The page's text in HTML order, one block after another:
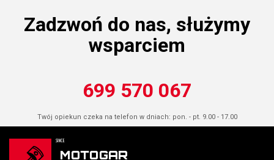
Zadzwoń do nas, służymy
wsparciem
699 570 067
Twój opiekun czeka na telefon w dniach: pon. - pt. 9.00 - 17.00